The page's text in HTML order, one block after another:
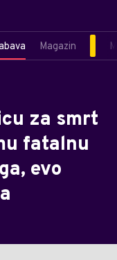
Magazin
za smrt
fatalnu
evo